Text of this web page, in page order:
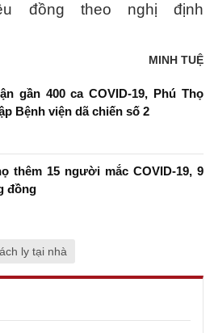
đồng theo nghị định
MINH TUỆ
gần 400 ca COVID-19, Phú Thọ
Bệnh viện dã chiến số 2
thêm 15 người mắc COVID-19, 9
đồng
ly tại nhà